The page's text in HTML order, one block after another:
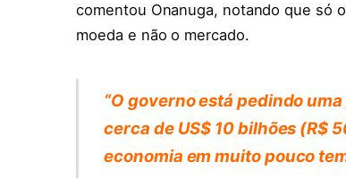
comentou Onanuga, notando que só
moeda e não o mercado.
“O governo está pedindo
cerca de US$ 10 bilhões (R$
economia em muito pouco